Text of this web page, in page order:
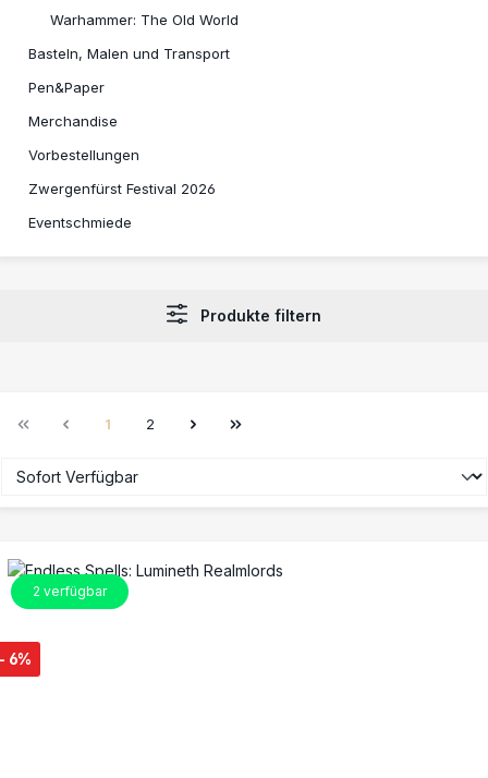
Warhammer: The Old World
Basteln, Malen und Transport
Pen&Paper
Merchandise
Vorbestellungen
Zwergenfürst Festival 2026
Eventschmiede
Produkte filtern
Seite
1 Seite
2
2 verfügbar
6%